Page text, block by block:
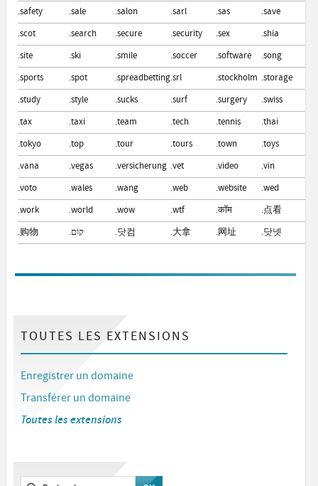
.safety
.sale .salon .sarl .sas .save
.scot
.search .secure .security .sex .shia
.site
.ski .smile .soccer .software .song
.sports
.spot .spreadbetting.srl .stockholm .storage
.study
.style .sucks .surf .surgery .swiss
.tax
.taxi .team .tech .tennis .thai
.tokyo
.top .tour .tours .town .toys
.vana
.vegas .versicherung .vet .video .vin
.voto
.wales .wang .web .website .wed
.work
.world .wow .wtf .कॉम .点看
.购物
.קוֹם .닷컴 .大拿 .网址 .닷넷
TOUTES LES EXTENSIONS
Enregistrer un domaine
Transférer un domaine
Toutes les extensions